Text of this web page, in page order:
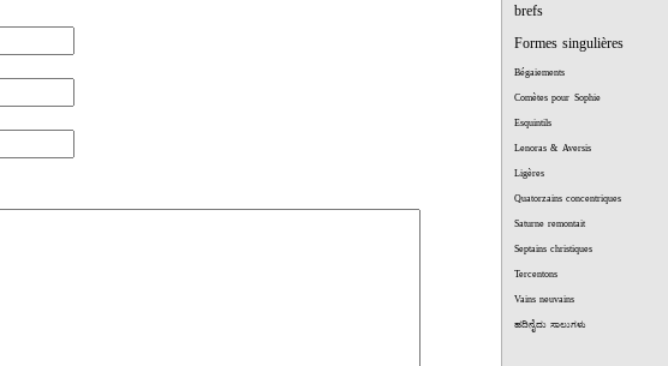
brefs
Formes singulières
Bégaiements
Comètes pour Sophie
Esquintils
Lenoras & Aversis
Ligères
Quatorzains concentriques
Saturne remontait
Septains christiques
Tercentons
Vains neuvains
ಹದಿನೈದು ಸಾಲುಗಳು